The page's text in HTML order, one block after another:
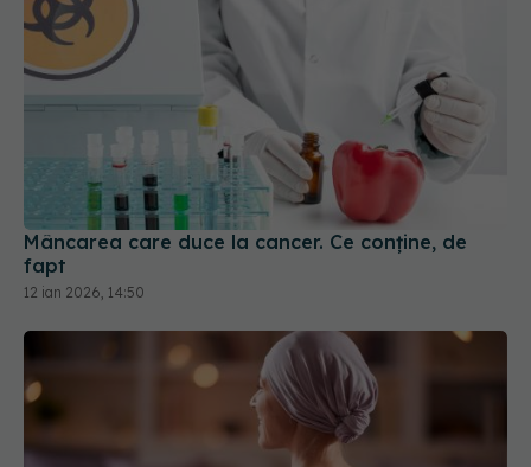
Mâncarea care duce la cancer. Ce conține, de
fapt
12 ian 2026, 14:50